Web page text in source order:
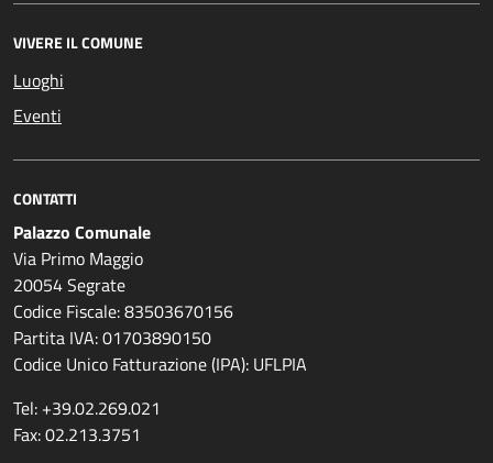
VIVERE IL COMUNE
Luoghi
Eventi
CONTATTI
Palazzo Comunale
Via Primo Maggio
20054 Segrate
Codice Fiscale: 83503670156
Partita IVA: 01703890150
Codice Unico Fatturazione (IPA): UFLPIA
Tel: +39.02.269.021
Fax: 02.213.3751